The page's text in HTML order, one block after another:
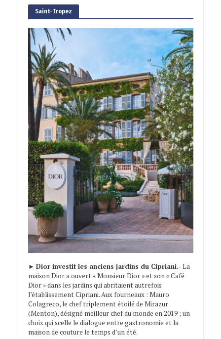
Saint-Tropez
► Dior investit les anciens jardins du Cipriani.- La
maison Dior a ouvert « Monsieur Dior » et son « Café
Dior » dans les jardins qui abritaient autrefois
l’établissement Cipriani. Aux fourneaux : Mauro
Colagreco, le chef triplement étoilé de Mirazur
(Menton), désigné meilleur chef du monde en 2019 ; un
choix qui scelle le dialogue entre gastronomie et la
maison de couture le temps d’un été.